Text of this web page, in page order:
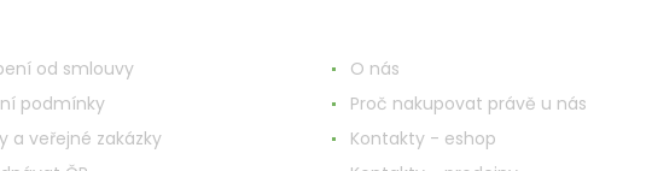
od smlouvy
podmínky
a veřejné zakázky
O nás
Proč nakupovat právě u nás
Kontakty - eshop